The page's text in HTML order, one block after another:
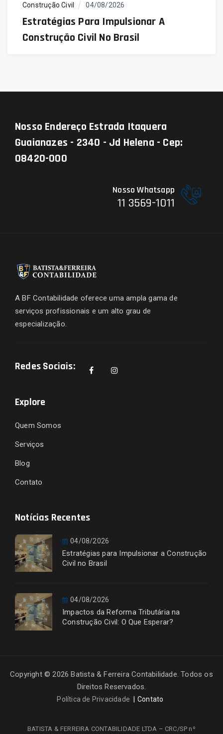
Construção Civil 04/08/2026
Estratégias Para Impulsionar A
Construção Civil No Brasil
Nosso Endereço Estrada Itaquera
Guaianazes - 2340 - Jd Helena - Cep:
08420-000
Nosso Whatsapp
11 3569-1011
A BF Contabilidade oferece uma ampla gama de
serviços profissionais e um alto grau de
especialização.
Redes Sociais:
Explore
Quem Somos
Serviços
Blog
Contato
Notícias Recentes
04/08/2026
Estratégias para Impulsionar a Construção
Civil no Brasil
04/08/2026
Impactos da Reforma Tributária na
Construção Civil: O Que Esperar?
Copyright © 2026 Batista & Ferreira Contabilidade. Todos os
Direitos Reservados.
Política de Privacidade Contato
BATISTA & FERREIRA CONTABILIDADE LTDA – CRC/SP nº